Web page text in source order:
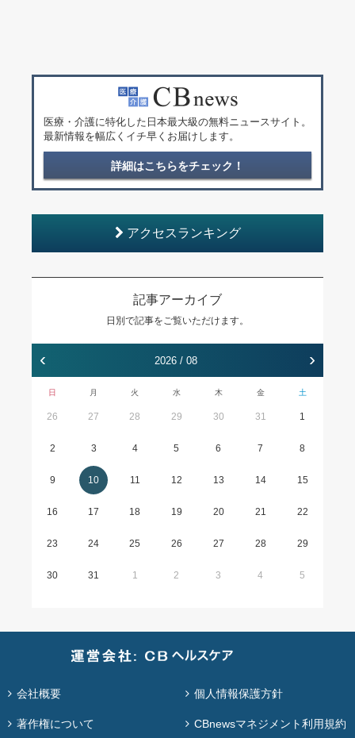
医療・介護に特化した日本最大級の無料ニュースサイト。
最新情報を幅広くイチ早くお届けします。
詳細はこちらをチェック！
アクセスランキング
記事アーカイブ
日別で記事をご覧いただけます。
‹ 2026 / 08 ›
日 月 火 水 木 金 土
26 27 28 29 30 31 1
2 3 4 5 6 7 8
9 10 11 12 13 14 15
16 17 18 19 20 21 22
23 24 25 26 27 28 29
30 31 1 2 3 4 5
会社概要 個人情報保護方針
著作権について CBnewsマネジメント利用規約